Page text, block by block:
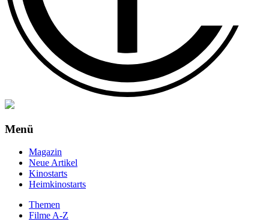
Menü
Magazin
Neue Artikel
Kinostarts
Heimkinostarts
Themen
Filme A-Z